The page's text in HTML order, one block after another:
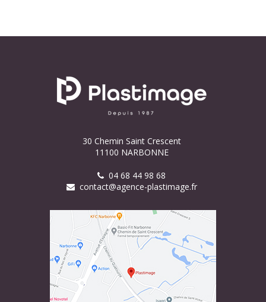
30 Chemin Saint Crescent
11100 NARBONNE
04 68 44 98 68
contact@agence-plastimage.fr